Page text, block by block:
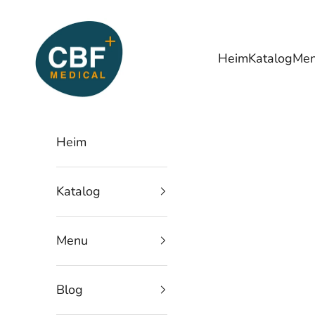
CBF Medical
HeimKatalog
Heim
Katalog
Menu
Blog